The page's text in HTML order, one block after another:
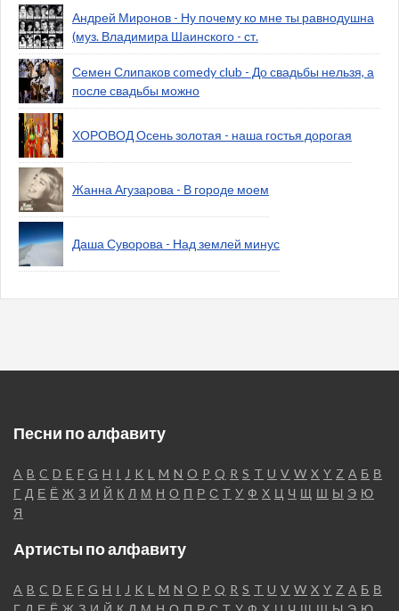
Андрей Миронов - Ну почему ко мне ты равнодушна
(муз. Владимира Шаинского - ст.
Семен Слипаков comedy club - До свадьбы нельзя, а
после свадьбы можно
ХОРОВОД Осень золотая - наша гостья дорогая
Жанна Агузарова - В городе моем
Даша Суворова - Над землей минус
Песни по алфавиту
A B C D E F G H I J K L M N O P Q R S T U V W X Y Z А Б В
Г Д Е Ё Ж З И Й К Л М Н О П Р С Т У Ф Х Ц Ч Щ Ш Ы Э Ю
Я
Артисты по алфавиту
A B C D E F G H I J K L M N O P Q R S T U V W X Y Z А Б В